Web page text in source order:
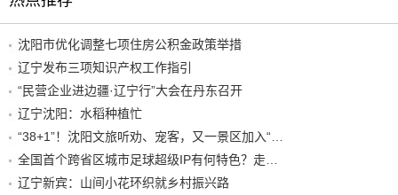
沈阳市优化调整七项住房公积金政策举措
辽宁发布三项知识产权工作指引
“民营企业进边疆·辽宁行”大会在丹东召开
辽宁沈阳：水稻种植忙
辽宁新宾：山间小花环织就乡村振兴路